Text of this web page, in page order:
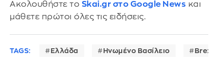
Ακολουθήστε το Skai.gr στο Google News και
μάθετε πρώτοι όλες τις ειδήσεις.
TAGS: Ελλάδα Ηνωμένο Βασίλειο Brexit